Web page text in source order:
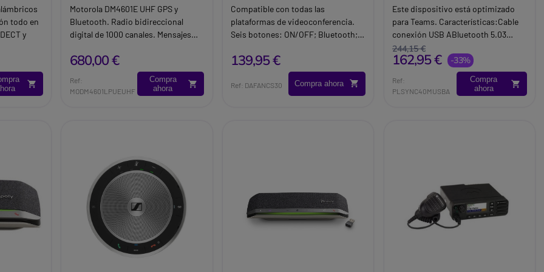
todo en
y
una
Motorola DM4601E UHF GPS y
Bluetooth. Radio bidireccional
digital de 1000 canales. Mensajes
comunicación no verbal. Cuatro
botones programables para un
acceso rápido a las funciones más
680,00 €
Ref:
MODM4601LPUEUHF
Compra
ahora
Compatible con todas las
plataformas de videoconferencia.
Seis botones: ON/OFF; Bluetooth;
descolgar/colgar.
139,95 €
Ref: DAFANCS30 Compra ahora
Este dispositivo está optimizado
para Teams. Características:Cable
conexión USB ABluetooth 5.03
micrófonos con 100Hz a 6.7k.
Tiempo de carga: 4 horas.
Compatible con Windows, Mac OS,
Android y IOSOptimizado para
244,15 €
162,95 € -33%
Ref:
PLSYNC40MUSBA
Compra
ahora